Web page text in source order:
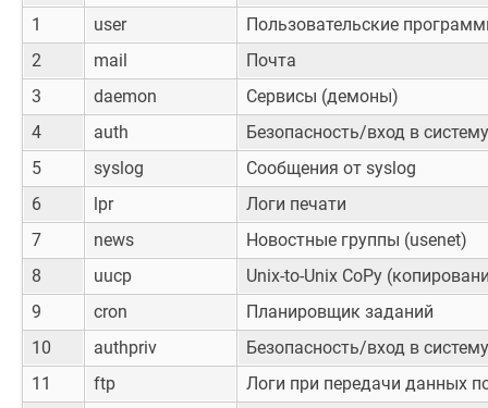
1
user
Пользовательские
2
mail
Почта
3
daemon
Сервисы (демоны)
4
auth
Безопасность/вход в
5
syslog
Сообщения от syslog
6
lpr
Логи печати
7
news
Новостные группы (usenet)
8
uucp
Unix-to-Unix CoPy
9
cron
Планировщик заданий
10
authpriv
Безопасность/вход в
11
ftp
Логи при передачи данных